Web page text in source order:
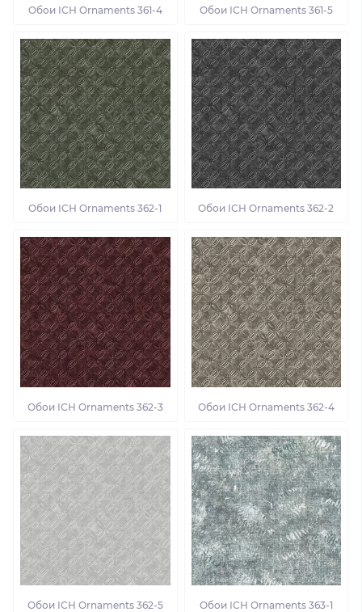
Обои ІСН Ornaments 361-4 Обои ІСН Ornaments 361-5
Обои ІСН Ornaments 362-1 Обои ІСН Ornaments 362-2
Обои ІСН Ornaments 362-3 Обои ІСН Ornaments 362-4
Обои ІСН Ornaments 362-5 Обои ІСН Ornaments 363-1